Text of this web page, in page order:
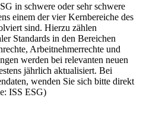
in schwere oder sehr schwere
einem der vier Kernbereiche des
sind. Hierzu zählen
Standards in den Bereichen
Arbeitnehmerrechte und
werden bei relevanten neuen
jährlich aktualisiert. Bei
wenden Sie sich bitte direkt
ISS ESG)